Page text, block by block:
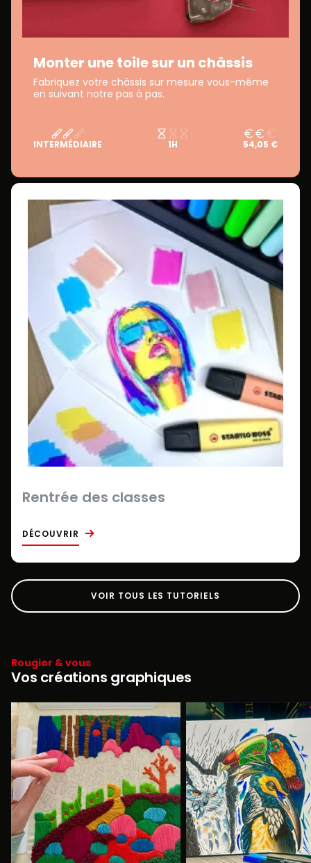
Monter une toile sur un châssis
Fabriquez votre châssis sur mesure vous-même
en suivant notre pas à pas.
INTERMÉDIAIRE 1H 54,05 €
Rentrée des classes
DÉCOUVRIR
VOIR TOUS LES TUTORIELS
Rougier & vous
Vos créations graphiques